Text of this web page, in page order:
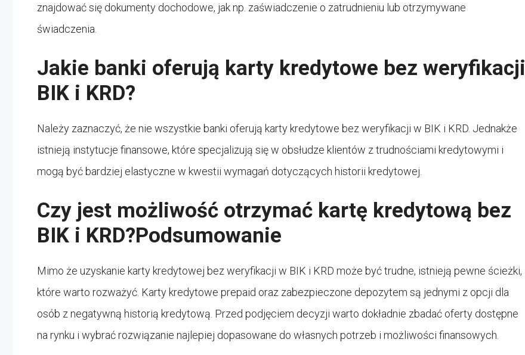
znajdować się dokumenty dochodowe, jak np. zaświadczenie o zatrudnieniu lub otrzymywane
świadczenia.
Jakie banki oferują karty kredytowe bez weryfikacji
BIK i KRD?
Należy zaznaczyć, że nie wszystkie banki oferują karty kredytowe bez weryfikacji w BIK i KRD. Jednakże
istnieją instytucje finansowe, które specjalizują się w obsłudze klientów z trudnościami kredytowymi i
mogą być bardziej elastyczne w kwestii wymagań dotyczących historii kredytowej.
Czy jest możliwość otrzymać kartę kredytową bez
BIK i KRD?Podsumowanie
Mimo że uzyskanie karty kredytowej bez weryfikacji w BIK i KRD może być trudne, istnieją pewne ścieżki,
które warto rozważyć. Karty kredytowe prepaid oraz zabezpieczone depozytem są jednymi z opcji dla
osób z negatywną historią kredytową. Przed podjęciem decyzji warto dokładnie zbadać oferty dostępne
na rynku i wybrać rozwiązanie najlepiej dopasowane do własnych potrzeb i możliwości finansowych.